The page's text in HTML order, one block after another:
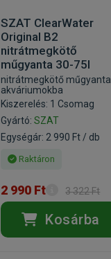
SZAT ClearWater
Original B2
nitrátmegkötő
műgyanta 30-75l
nitrátmegkötő műgyanta
akváriumokba
Kiszerelés: 1 Csomag
Gyártó:SZAT
Egységár: 2 990 Ft / db
Raktáron
2 990 Ft 3 322 Ft
Kosárba